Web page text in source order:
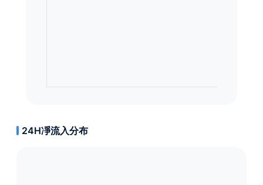
24H凈流入分布